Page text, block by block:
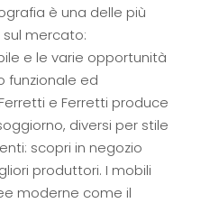
è una delle più
sul mercato:
e le varie opportunità
funzionale ed
e Ferretti produce
diversi per stile
scopri in negozio
produttori. I mobili
moderne come il